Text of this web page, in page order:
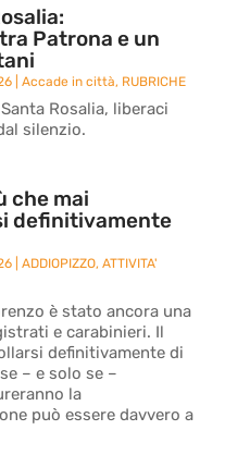
Patrona e un
|Accade in città, RUBRICHE
Rosalia, liberaci
silenzio.
che mai
definitivamente
|ADDIOPIZZO,ATTIVITA'
è stato ancora una
e carabinieri. Il
definitivamente di
– e solo se –
la
può essere davvero a